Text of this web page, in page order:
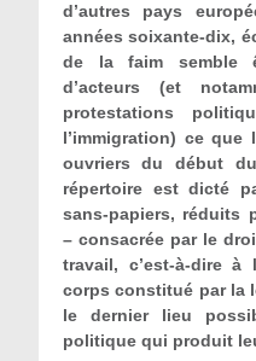
d’autres pays
années soixante-dix,
de la faim semble
d’acteurs (et
protestations
l’immigration) ce que
ouvriers du début
répertoire est dicté
sans-papiers, réduits
– consacrée par le
travail, c’est-à-dire
corps constitué par la
le dernier lieu
politique qui produit